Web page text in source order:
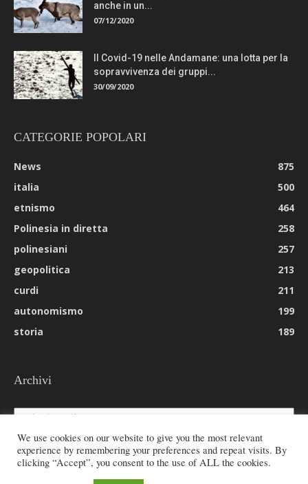
anche in un...
07/12/2020
Il Covid-19 nelle Andamane: una lotta per la
sopravvivenza dei gruppi...
30/09/2020
CATEGORIE POPOLARI
News
875
italia
500
etnismo
464
Polinesia in diretta
258
polinesiani
257
geopolitica
213
curdi
211
autonomismo
199
storia
189
Archivi
Archivi
We use cookies on our website to give you the most relevant
experience by remembering your preferences and repeat visits. By
clicking “Accept”, you consent to the use of ALL the cookies.